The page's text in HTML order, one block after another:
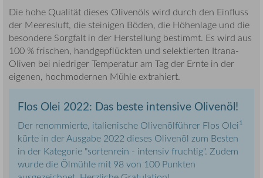
Die hohe Qualität dieses Olivenöls wird durch den Einfluss
der Meeresluft, die steinigen Böden, die Höhenlage und die
besondere Sorgfalt in der Herstellung bestimmt. Es wird aus
100 % frischen, handgepflückten und selektierten Itrana-
Oliven bei niedriger Temperatur am Tag der Ernte in der
eigenen, hochmodernen Mühle extrahiert.
Flos Olei 2022: Das beste intensive Olivenöl!
Der renommierte, italienische Olivenölführer Flos Olei1
kürte in der Ausgabe 2022 dieses Olivenöl zum Besten
in der Kategorie "sortenrein - intensiv fruchtig". Zudem
wurde die Ölmühle mit 98 von 100 Punkten